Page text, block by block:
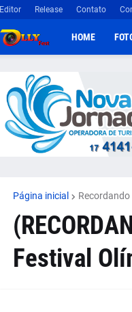
Editor Release Contato
HOME
Página inicial Recordando
Festival